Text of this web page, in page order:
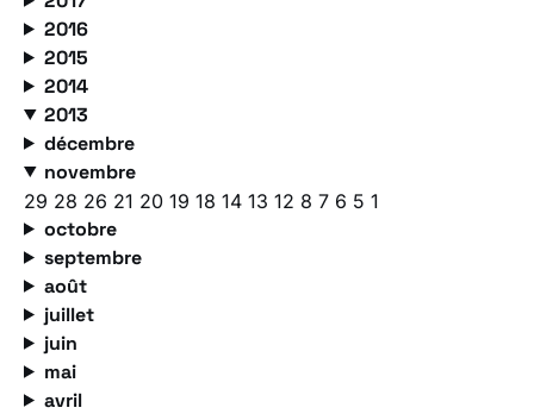
2016
2015
2014
2013
décembre
novembre
29 28 26 21 20 19 18 14 13 12 8 7 6 5 1
octobre
septembre
août
juillet
juin
mai
avril